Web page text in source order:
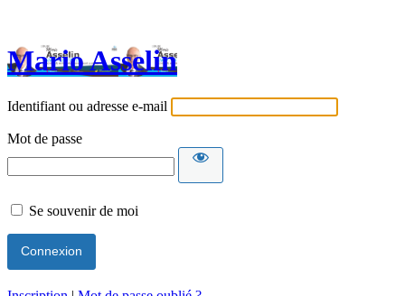
Mario Asselin
Identifiant ou adresse e-mail
Mot de passe
Se souvenir de moi